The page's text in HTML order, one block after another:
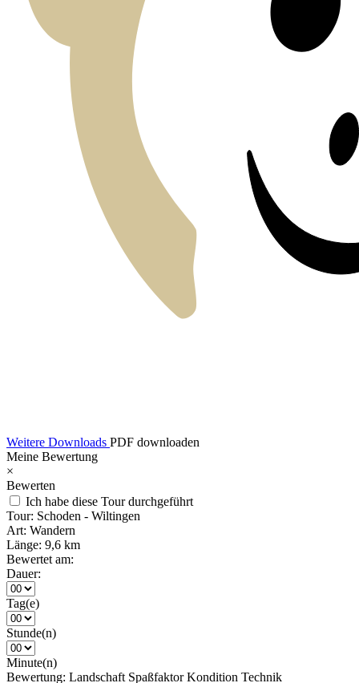
Weitere Downloads PDF downloaden
Meine Bewertung
×
Bewerten
Ich habe diese Tour durchgeführt
Tour: Schoden - Wiltingen
Art: Wandern
Länge: 9,6 km
Bewertet am:
Dauer:
Tag(e)
Stunde(n)
Minute(n)
Bewertung: Landschaft Spaßfaktor Kondition Technik